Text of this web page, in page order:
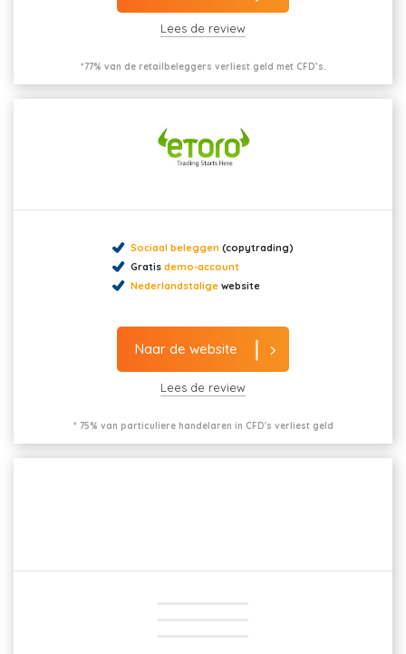
Lees de review
*77% van de retailbeleggers verliest geld met CFD’s.
Sociaal beleggen (copytrading)
Gratis demo-account
Nederlandstalige website
Naar de website
Lees de review
* 75% van particuliere handelaren in CFD's verliest geld